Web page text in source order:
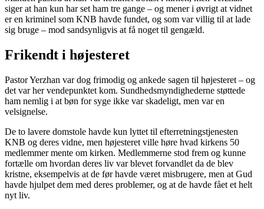
siger at han kun har set ham tre gange – og mener i øvrigt at vidnet
er en kriminel som KNB havde fundet, og som var villig til at lade
sig bruge – mod sandsynligvis at få noget til gengæld.
Frikendt i højesteret
Pastor Yerzhan var dog frimodig og ankede sagen til højesteret – og
det var her vendepunktet kom. Sundhedsmyndighederne støttede
ham nemlig i at bøn for syge ikke var skadeligt, men var en
velsignelse.
De to lavere domstole havde kun lyttet til efterretningstjenesten
KNB og deres vidne, men højesteret ville høre hvad kirkens 50
medlemmer mente om kirken. Medlemmerne stod frem og kunne
fortælle om hvordan deres liv var blevet forvandlet da de blev
kristne, eksempelvis at de før havde været misbrugere, men at Gud
havde hjulpet dem med deres problemer, og at de havde fået et helt
nyt liv.